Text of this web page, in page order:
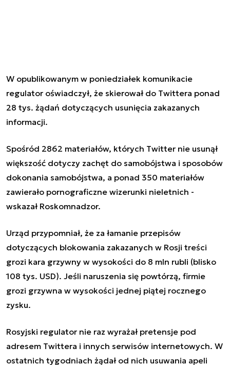
W opublikowanym w poniedziałek komunikacie
regulator oświadczył, że skierował do Twittera ponad
28 tys. żądań dotyczących usunięcia zakazanych
informacji.
Spośród 2862 materiałów, których Twitter nie usunął
większość dotyczy zachęt do samobójstwa i sposobów
dokonania samobójstwa, a ponad 350 materiałów
zawierało pornograficzne wizerunki nieletnich -
wskazał Roskomnadzor.
Urząd przypomniał, że za łamanie przepisów
dotyczących blokowania zakazanych w Rosji treści
grozi kara grzywny w wysokości do 8 mln rubli (blisko
108 tys. USD). Jeśli naruszenia się powtórzą, firmie
grozi grzywna w wysokości jednej piątej rocznego
zysku.
Rosyjski regulator nie raz wyrażał pretensje pod
adresem Twittera i innych serwisów internetowych. W
ostatnich tygodniach żądał od nich usuwania apeli